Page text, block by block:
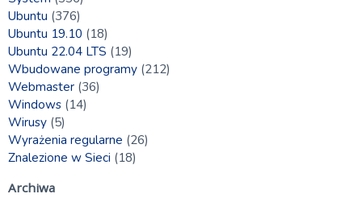
Ubuntu (376)
Ubuntu 19.10 (18)
Ubuntu 22.04 LTS (19)
Wbudowane programy (212)
Webmaster (36)
Windows (14)
Wirusy (5)
Wyrażenia regularne (26)
Znalezione w Sieci (18)
Archiwa